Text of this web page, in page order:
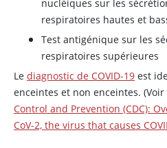
nucléiques sur les
respiratoires hautes et
Test antigénique sur les
respiratoires supérieures
Le diagnostic de COVID-19 est
enceintes et non enceintes. (Voir
Control and Prevention (CDC):
CoV-2, the virus that causes